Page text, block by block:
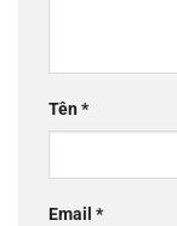
Tên*
Email *